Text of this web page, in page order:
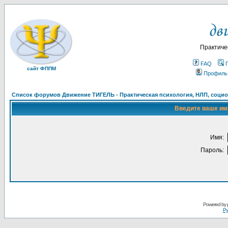
сайт ФППМ
FAQ
Профиль
Список форумов Движение ТИГЕЛЬ - Практическая психология, НЛП,
Введите ваше
Имя:
Пароль:
Powered by